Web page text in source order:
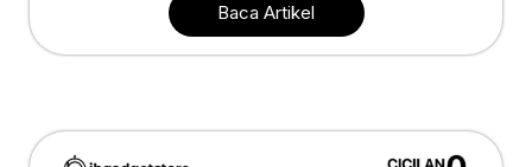
Baca Artikel